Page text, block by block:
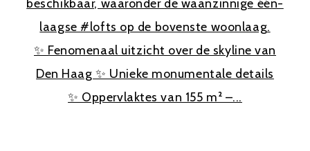
beschikbaar, waaronder de waanzinnige één-
laagse #lofts op de bovenste woonlaag.
✨ Fenomenaal uitzicht over de skyline van
Den Haag ✨ Unieke monumentale details
✨ Oppervlaktes van 155 m² –...